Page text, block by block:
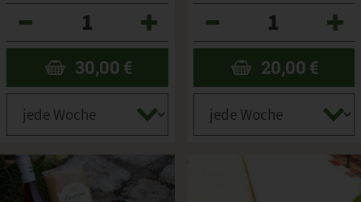
30,00 € 20,00 €